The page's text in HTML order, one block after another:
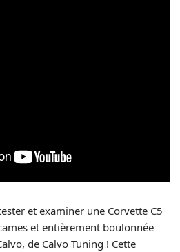
et examiner une Corvette C5
et entièrement boulonnée
de Calvo Tuning ! Cette